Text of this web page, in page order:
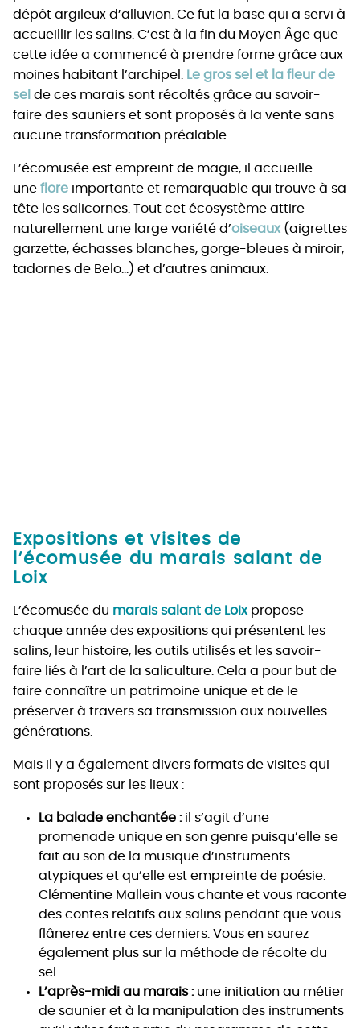
dépôt argileux d’alluvion. Ce fut la base qui a servi à
accueillir les salins. C’est à la fin du Moyen Âge que
cette idée a commencé à prendre forme grâce aux
moines habitant l’archipel.
Le gros sel et la fleur de
sel de ces marais sont récoltés grâce au savoir-
faire des sauniers et sont proposés à la vente sans
aucune transformation préalable.
L’écomusée est empreint de magie, il accueille
une flore importante et remarquable qui trouve à sa
tête les salicornes. Tout cet écosystème attire
naturellement une large variété d’oiseaux (aigrettes
garzette, échasses blanches, gorge-bleues à miroir,
tadornes de Belo…) et d’autres animaux.
Expositions et visites de
l’écomusée du marais salant de
Loix
L’écomusée du marais salant de Loixpropose
chaque année des expositions qui présentent les
salins, leur histoire, les outils utilisés et les savoir-
faire liés à l’art de la saliculture. Cela a pour but de
faire connaître un patrimoine unique et de le
préserver à travers sa transmission aux nouvelles
générations.
Mais il y a également divers formats de visites qui
sont proposés sur les lieux :
La balade enchantée : il s’agit d’une
promenade unique en son genre puisqu’elle se
fait au son de la musique d’instruments
atypiques et qu’elle est empreinte de poésie.
Clémentine Mallein vous chante et vous raconte
des contes relatifs aux salins pendant que vous
flânerez entre ces derniers. Vous en saurez
également plus sur la méthode de récolte du
sel.
L’après-midi au marais : une initiation au métier
de saunier et à la manipulation des instruments